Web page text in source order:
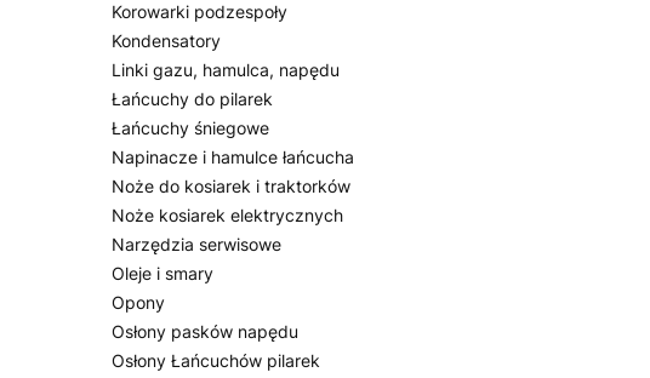
Korowarki podzespoły
Kondensatory
Linki gazu, hamulca, napędu
Łańcuchy do pilarek
Łańcuchy śniegowe
Napinacze i hamulce łańcucha
Noże do kosiarek i traktorków
Noże kosiarek elektrycznych
Narzędzia serwisowe
Oleje i smary
Opony
Osłony pasków napędu
Osłony Łańcuchów pilarek